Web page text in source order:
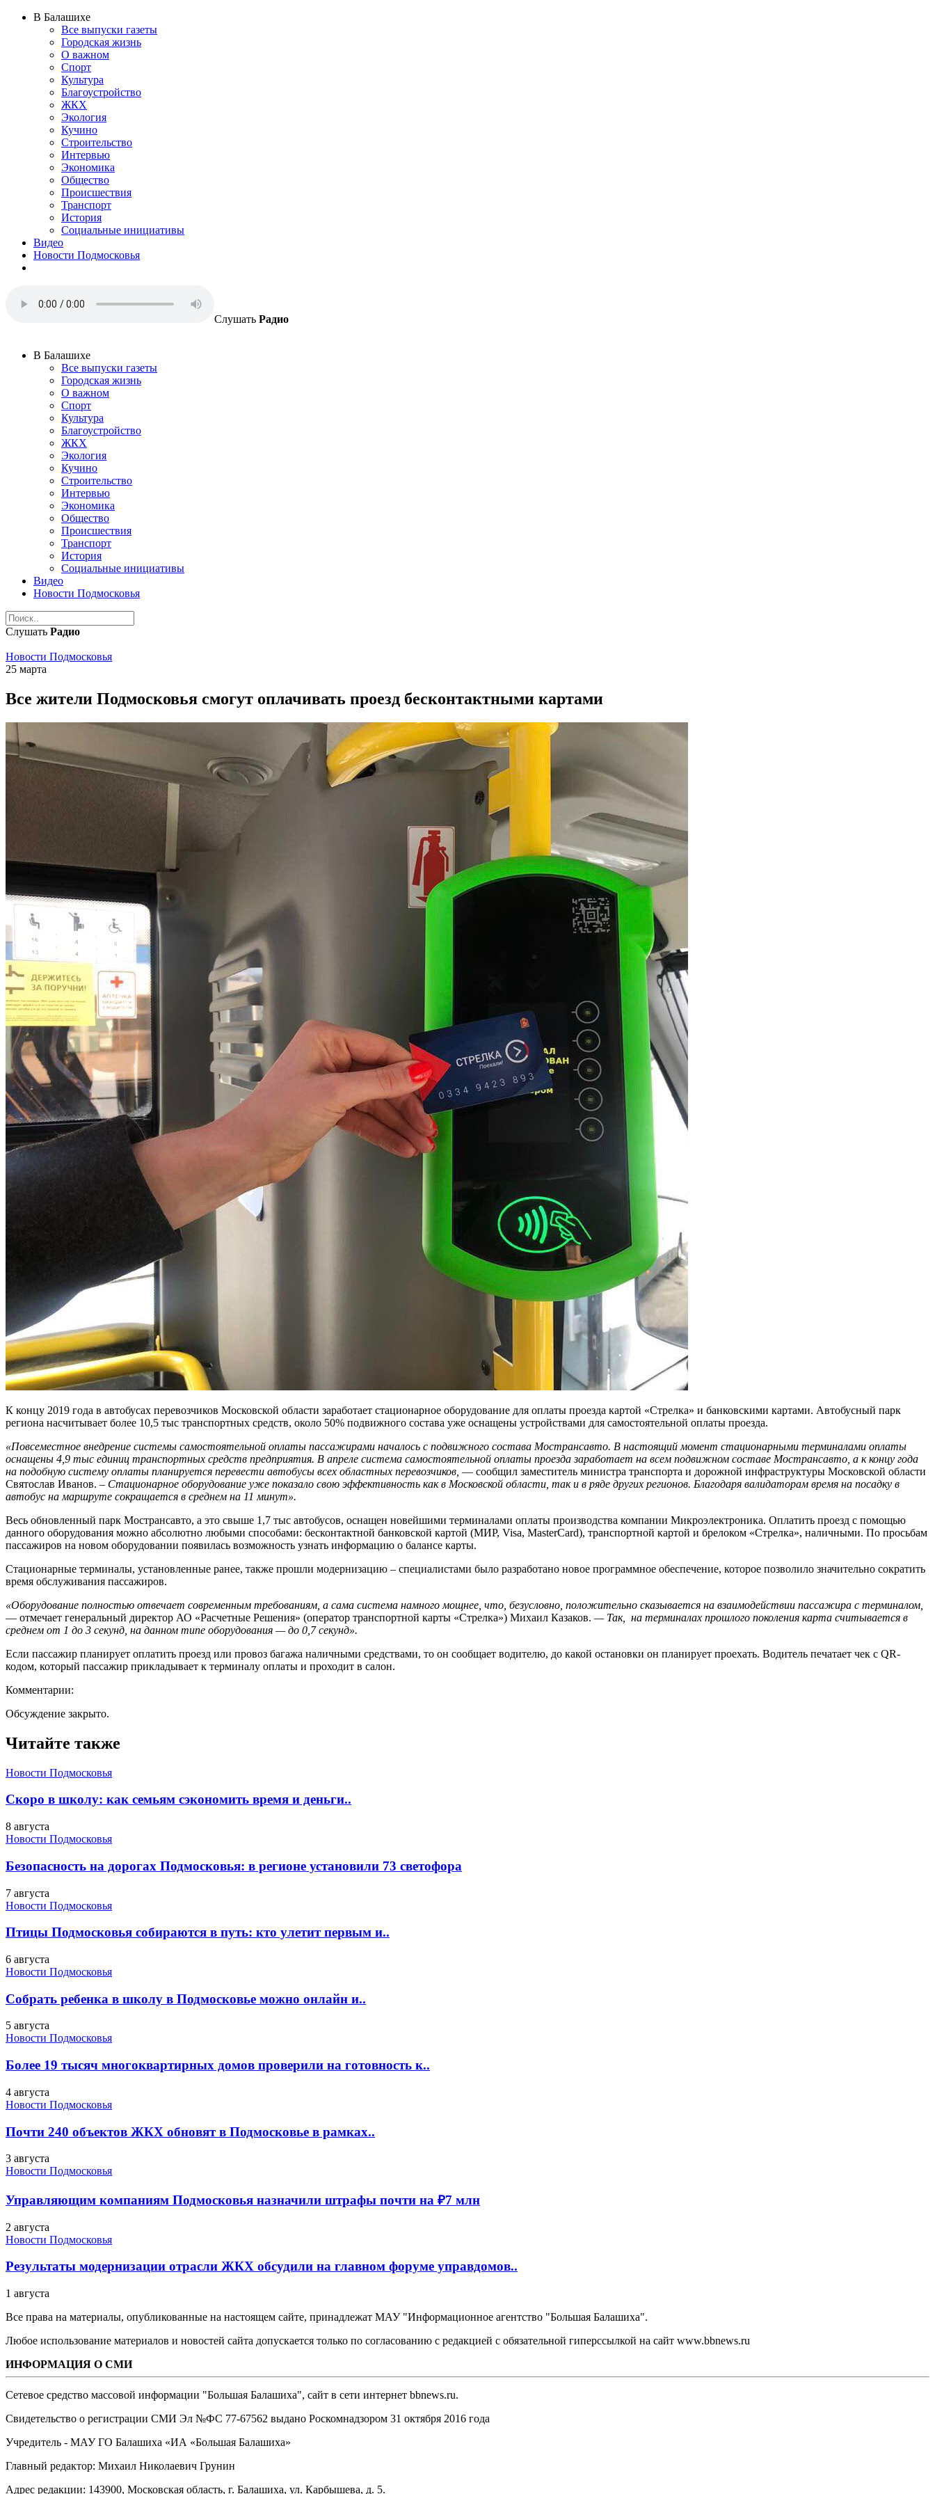
В Балашихе
Все выпуски газеты
Городская жизнь
О важном
Спорт
Культура
Благоустройство
ЖКХ
Экология
Кучино
Строительство
Интервью
Экономика
Общество
Происшествия
Транспорт
История
Социальные инициативы
Видео
Новости Подмосковья
Слушать Радио
В Балашихе
Все выпуски газеты
Городская жизнь
О важном
Спорт
Культура
Благоустройство
ЖКХ
Экология
Кучино
Строительство
Интервью
Экономика
Общество
Происшествия
Транспорт
История
Социальные инициативы
Видео
Новости Подмосковья
Слушать Радио
Новости Подмосковья
25 марта
Все жители Подмосковья смогут оплачивать проезд бесконтактными картами
К концу 2019 года в автобусах перевозчиков Московской области заработает стационарное оборудование для оплаты проезда картой «Стрелка» и банковскими картами. Автобусный парк
региона насчитывает более 10,5 тыс транспортных средств, около 50% подвижного состава уже оснащены устройствами для самостоятельной оплаты проезда.
«Повсеместное внедрение системы самостоятельной оплаты пассажирами началось с подвижного состава Мострансавто. В настоящий момент стационарными терминалами оплаты
оснащены 4,9 тыс единиц транспортных средств предприятия. В апреле система самостоятельной оплаты проезда заработает на всем подвижном составе Мострансавто, а к концу года
на подобную систему оплаты планируется перевести автобусы всех областных перевозчиков, — сообщил заместитель министра транспорта и дорожной инфраструктуры Московской области
Святослав Иванов. – Стационарное оборудование уже показало свою эффективность как в Московской области, так и в ряде других регионов. Благодаря валидаторам время на посадку в
автобус на маршруте сокращается в среднем на 11 минут».
Весь обновленный парк Мострансавто, а это свыше 1,7 тыс автобусов, оснащен новейшими терминалами оплаты производства компании Микроэлектроника. Оплатить проезд с помощью
данного оборудования можно абсолютно любыми способами: бесконтактной банковской картой (МИР, Visa, MasterCard), транспортной картой и брелоком «Стрелка», наличными. По просьбам
пассажиров на новом оборудовании появилась возможность узнать информацию о балансе карты.
Стационарные терминалы, установленные ранее, также прошли модернизацию – специалистами было разработано новое программное обеспечение, которое позволило значительно сократить
время обслуживания пассажиров.
«Оборудование полностью отвечает современным требованиям, а сама система намного мощнее, что, безусловно, положительно сказывается на взаимодействии пассажира с терминалом,
— отмечает генеральный директор АО «Расчетные Решения» (оператор транспортной карты «Стрелка») Михаил Казаков. — Так, на терминалах прошлого поколения карта считывается в
среднем от 1 до 3 секунд, на данном типе оборудования — до 0,7 секунд».
Если пассажир планирует оплатить проезд или провоз багажа наличными средствами, то он сообщает водителю, до какой остановки он планирует проехать. Водитель печатает чек с QR-
кодом, который пассажир прикладывает к терминалу оплаты и проходит в салон.
Комментарии:
Обсуждение закрыто.
Читайте также
Новости Подмосковья
Скоро в школу: как семьям сэкономить время и деньги..
8 августа
Новости Подмосковья
Безопасность на дорогах Подмосковья: в регионе установили 73 светофора
7 августа
Новости Подмосковья
Птицы Подмосковья собираются в путь: кто улетит первым и..
6 августа
Новости Подмосковья
Собрать ребенка в школу в Подмосковье можно онлайн и..
5 августа
Новости Подмосковья
Более 19 тысяч многоквартирных домов проверили на готовность к..
4 августа
Новости Подмосковья
Почти 240 объектов ЖКХ обновят в Подмосковье в рамках..
3 августа
Новости Подмосковья
Управляющим компаниям Подмосковья назначили штрафы почти на ₽7 млн
2 августа
Новости Подмосковья
Результаты модернизации отрасли ЖКХ обсудили на главном форуме управдомов..
1 августа
Все права на материалы, опубликованные на настоящем сайте, принадлежат МАУ "Информационное агентство "Большая Балашиха".
Любое использование материалов и новостей сайта допускается только по согласованию с редакцией с обязательной гиперссылкой на сайт www.bbnews.ru
ИНФОРМАЦИЯ О СМИ
Сетевое средство массовой информации "Большая Балашиха", сайт в сети интернет bbnews.ru.
Свидетельство о регистрации СМИ Эл №ФС ‎77-67562 выдано Роскомнадзором 31 октября 2016 года
Учредитель - МАУ ГО Балашиха «ИА «Большая Балашиха»
Главный редактор: Михаил Николаевич Грунин
Адрес редакции: 143900, Московская область, г. Балашиха, ул. Карбышева, д. 5.